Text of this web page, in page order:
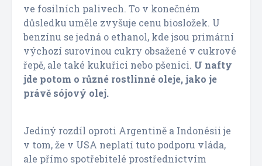
ve fosilních palivech. To v konečném
důsledku uměle zvyšuje cenu biosložek. U
benzínu se jedná o ethanol, kde jsou primární
výchozí surovinou cukry obsažené v cukrové
řepě, ale také kukuřici nebo pšenici. U nafty
jde potom o různé rostlinné oleje, jako je
právě sójový olej.
Jediný rozdíl oproti Argentině a Indonésii je
v tom, že v USA neplatí tuto podporu vláda,
ale přímo spotřebitelé prostřednictvím